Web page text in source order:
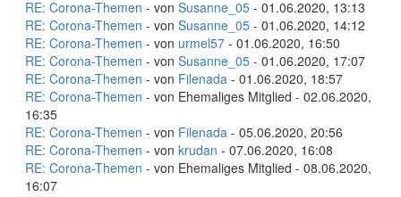
RE: Corona-Themen - von Susanne_05 - 01.06.2020, 13:13
RE: Corona-Themen - von Susanne_05 - 01.06.2020, 14:12
RE: Corona-Themen - von urmel57 - 01.06.2020, 16:50
RE: Corona-Themen - von Susanne_05 - 01.06.2020, 17:07
RE: Corona-Themen - von Filenada - 01.06.2020, 18:57
RE: Corona-Themen - von Ehemaliges Mitglied - 02.06.2020,
16:35
RE: Corona-Themen - von Filenada - 05.06.2020, 20:56
RE: Corona-Themen - von krudan - 07.06.2020, 16:08
RE: Corona-Themen - von Ehemaliges Mitglied - 08.06.2020,
16:07